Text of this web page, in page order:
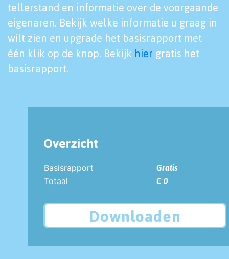
tellerstand en informatie over de voorgaande
eigenaren. Bekijk welke informatie u graag in
wilt zien en upgrade het basisrapport met
één klik op de knop. Bekijk hier gratis het
basisrapport.
Overzicht
Basisrapport
Gratis
Totaal
€ 0
Downloaden